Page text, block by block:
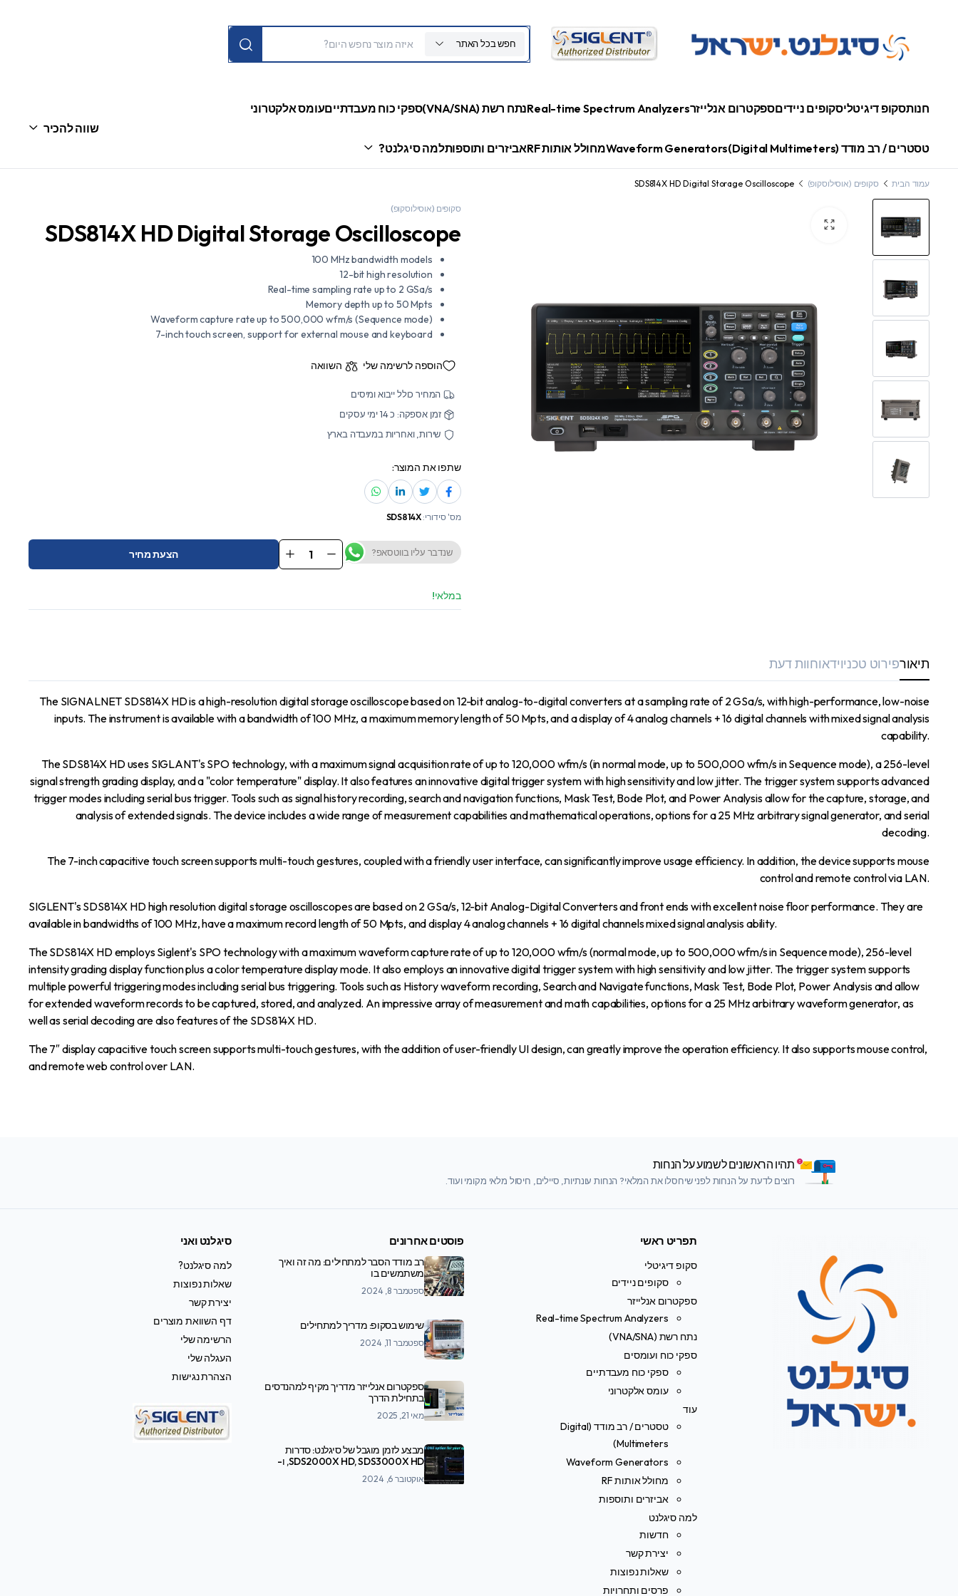
חפש בכל האתר
חנותסקופ דיגיטליסקופים ניידיםספקטרום אנלייזרReal-time Spectrum Analyzersנתח רשת (VNA/SNA) ספקי כוח מעבדתייםעומס אלקטרוני
טסטרים / רב מודד (Digital Multimeters) Waveform Generatorsמחולל אותות RF אביזרים ותוספותלמה סיגלנט?
שווה להכיר
עמוד הבית סקופים (אוסילוסקופ) SDS814X HD Digital Storage Oscilloscope
סקופים (אוסילוסקופ)
SDS814X HD Digital Storage Oscilloscope
100 MHz bandwidth models
12-bit high resolution
Real-time sampling rate up to 2 GSa/s
Memory depth up to 50 Mpts
Waveform capture rate up to 500,000 wfm/s (Sequence mode)
7-inch touch screen, support for external mouse and keyboard
הוספה לרשימה שלי השוואה
המחיר כולל ייבוא ומיסים
זמן אספקה: כ 14 ימי עסקים
שירות, ואחריות במעבדה בארץ
שתפו את המוצר:
מס' סידורי: SDS814X
שנדבר עליו בווטסאפ? SDS814X
HD
quantity
הצעת מחיר
במלאי!
תיאורפירוט טכניוידאוחוות דעת
The SIGNALNET SDS814X HD is a high-resolution digital storage oscilloscope based on 12-bit analog-to-digital converters at a sampling rate of 2 GSa/s, with high-performance, low-noise
inputs. The instrument is available with a bandwidth of 100 MHz, a maximum memory length of 50 Mpts, and a display of 4 analog channels + 16 digital channels with mixed signal analysis
capability.
The SDS814X HD uses SIGLANT's SPO technology, with a maximum signal acquisition rate of up to 120,000 wfm/s (in normal mode, up to 500,000 wfm/s in Sequence mode), a 256-level
signal strength grading display, and a "color temperature" display. It also features an innovative digital trigger system with high sensitivity and low jitter. The trigger system supports advanced
trigger modes including serial bus trigger. Tools such as signal history recording, search and navigation functions, Mask Test, Bode Plot, and Power Analysis allow for the capture, storage, and
analysis of extended signals. The device includes a wide range of measurement capabilities and mathematical operations, options for a 25 MHz arbitrary signal generator, and serial
decoding.
The 7-inch capacitive touch screen supports multi-touch gestures, coupled with a friendly user interface, can significantly improve usage efficiency. In addition, the device supports mouse
control and remote control via LAN.
SIGLENT's SDS814X HD high resolution digital storage oscilloscopes are based on 2 GSa/s, 12-bit Analog-Digital Converters and front ends with excellent noise floor performance. They are
available in bandwidths of 100 MHz, have a maximum record length of 50 Mpts, and display 4 analog channels + 16 digital channels mixed signal analysis ability.
The SDS814X HD employs Siglent's SPO technology with a maximum waveform capture rate of up to 120,000 wfm/s (normal mode, up to 500,000 wfm/s in Sequence mode), 256-level
intensity grading display function plus a color temperature display mode. It also employs an innovative digital trigger system with high sensitivity and low jitter. The trigger system supports
multiple powerful triggering modes including serial bus triggering. Tools such as History waveform recording, Search and Navigate functions, Mask Test, Bode Plot, Power Analysis and allow
for extended waveform records to be captured, stored, and analyzed. An impressive array of measurement and math capabilities, options for a 25 MHz arbitrary waveform generator, as
well as serial decoding are also features of the SDS814X HD.
The 7″ display capacitive touch screen supports multi-touch gestures, with the addition of user-friendly UI design, can greatly improve the operation efficiency. It also supports mouse control,
and remote web control over LAN.
תהיו הראשונים לשמוע על הנחות
רוצים לדעת על הנחות לפני שיחסלו את המלאי? הנחות עונתיות, סיילים, חיסול מלאי מקומי ועוד.
תפריט ראשי
סקופ דיגיטלי
סקופים ניידים
ספקטרום אנלייזר
Real-time Spectrum Analyzers
נתח רשת (VNA/SNA)
ספקי כוח ועומסים
ספקי כוח מעבדתיים
עומס אלקטרוני
עוד
טסטרים / רב מודד (Digital
Multimeters)
Waveform Generators
מחולל אותות RF
אביזרים ותוספות
למה סיגלנט
חדשות
יצירת קשר
שאלות נפוצות
פרסים ותחרויות
פוסטים אחרונים
רב מודד הסבר למתחילים: מה זה ואיך
משתמשים בו
ספטמבר 8, 2024
שימוש בסקופ: מדריך למתחילים
ספטמבר 11, 2024
ספקטרום אנלייזר מדריך מקיף למהנדסים
בתחילת הדרך
מאי 21, 2025
מבצע לזמן מוגבל של סיגלנט: סדרות
SDS2000X HD, SDS3000X HD, ו-
SDS7000A
אוקטובר 6, 2024
סיגלנט ואני
למה סיגלנט?
שאלות נפוצות
יצירת קשר
דף השוואת מוצרים
הרשימה שלי
העגלה שלי
הצהרת נגישות